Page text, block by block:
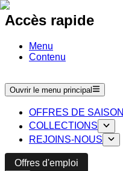
Accès rapide
Menu
Contenu
Ouvrir le menu principal
OFFRES DE SAISON
COLLECTIONS
REJOINS-NOUS
Offres d'emploi